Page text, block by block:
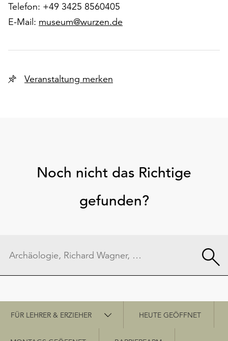
Telefon: +49 3425 8560405
E-Mail: museum@wurzen.de
Veranstaltung merken
Noch nicht das Richtige
gefunden?
Schnellzugriff
FÜR LEHRER & ERZIEHER HEUTE GEÖFFNET